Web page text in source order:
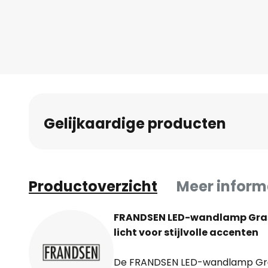
Gelijkaardige producten
Productoverzicht Meer
FRANDSEN LED-wandlamp
licht voor stijlvolle accenten
De FRANDSEN LED-wandlamp